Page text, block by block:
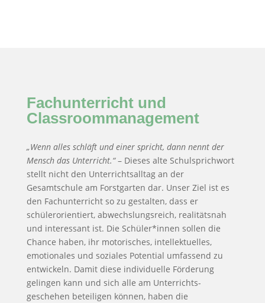
Fachunter­richt und
Classroommanagement
„Wenn alles schläft und einer spricht, dann nennt der
Mensch das Unterricht.“– Dieses alte Schulsprichwort
stellt nicht den Unterrichtsalltag an der
Gesamtschule am Forstgarten dar. Unser Ziel ist es
den Fachunterricht so zu gestalten, dass er
schülerorientiert, abwechslungs­reich, realitätsnah
und interessant ist. Die Schüler*innen sollen die
Chance haben, ihr motorisches, intellektuelles,
emotionales und soziales Potential umfassend zu
entwickeln. Damit diese individuelle Förderung
gelingen kann und sich alle am Unterrichts­
geschehen beteiligen können, haben die